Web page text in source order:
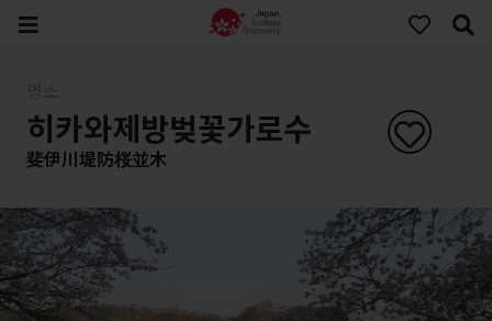
히카와제방벚꽃가로수
斐伊川堤防桜並木